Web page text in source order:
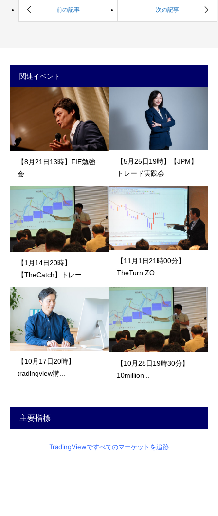
関連イベント
【8月21日13時】FIE勉強
会
【5月25日19時】【JPM】
トレード実践会
【1月14日20時】
【TheCatch】トレー...
【11月1日21時00分】
TheTurn ZO...
【10月17日20時】
tradingview講...
【10月28日19時30分】
10million...
主要指標
TradingViewですべてのマーケットを追跡